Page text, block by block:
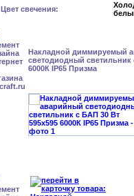
Цвет свечения:
Накладной диммируемый
светодиодный светильник
6000К IP65 Призма